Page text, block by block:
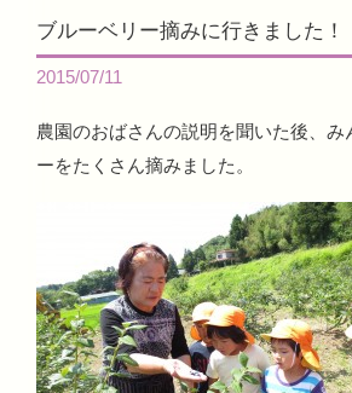
ブルーベリー摘みに行きました！
2015/07/11
農園のおばさんの説明を聞いた後、み
ーをたくさん摘みました。